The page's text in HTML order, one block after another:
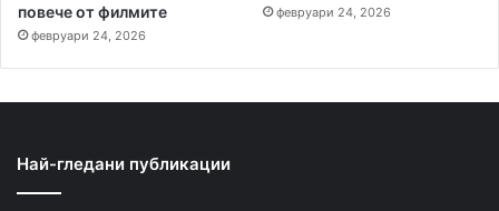
повече от филмите
февруари 24, 2026
февруари 24, 2026
Най-гледани публикации